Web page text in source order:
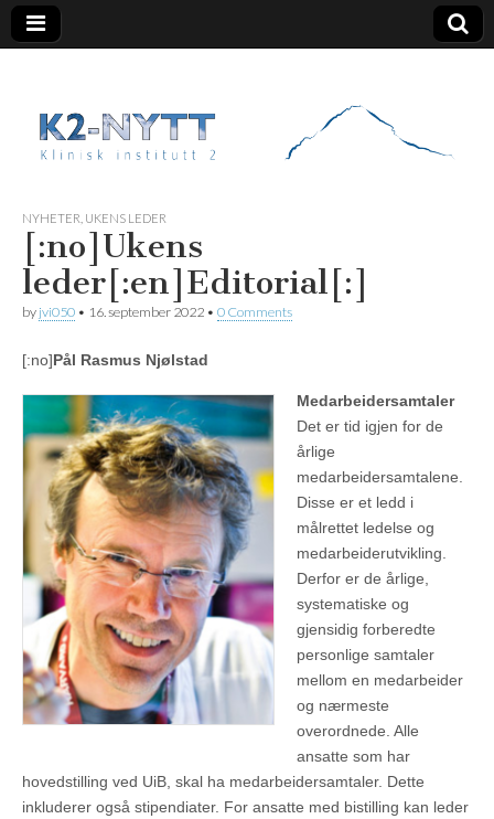
K2 Nytt
NYHETER UKENS LEDER
[:no]Ukens
leder[:en]Editorial[:]
by jvi050 • 16. september 2022 • 0 Comments
[:no]Pål Rasmus Njølstad
Medarbeidersamtaler
Det er tid igjen for de
årlige
medarbeidersamtalene.
Disse er et ledd i
målrettet ledelse og
medarbeiderutvikling.
Derfor er de årlige,
systematiske og
gjensidig forberedte
personlige samtaler
mellom en medarbeider
og nærmeste
overordnede. Alle
ansatte som har
hovedstilling ved UiB, skal ha medarbeidersamtaler. Dette
inkluderer også stipendiater. For ansatte med bistilling kan leder